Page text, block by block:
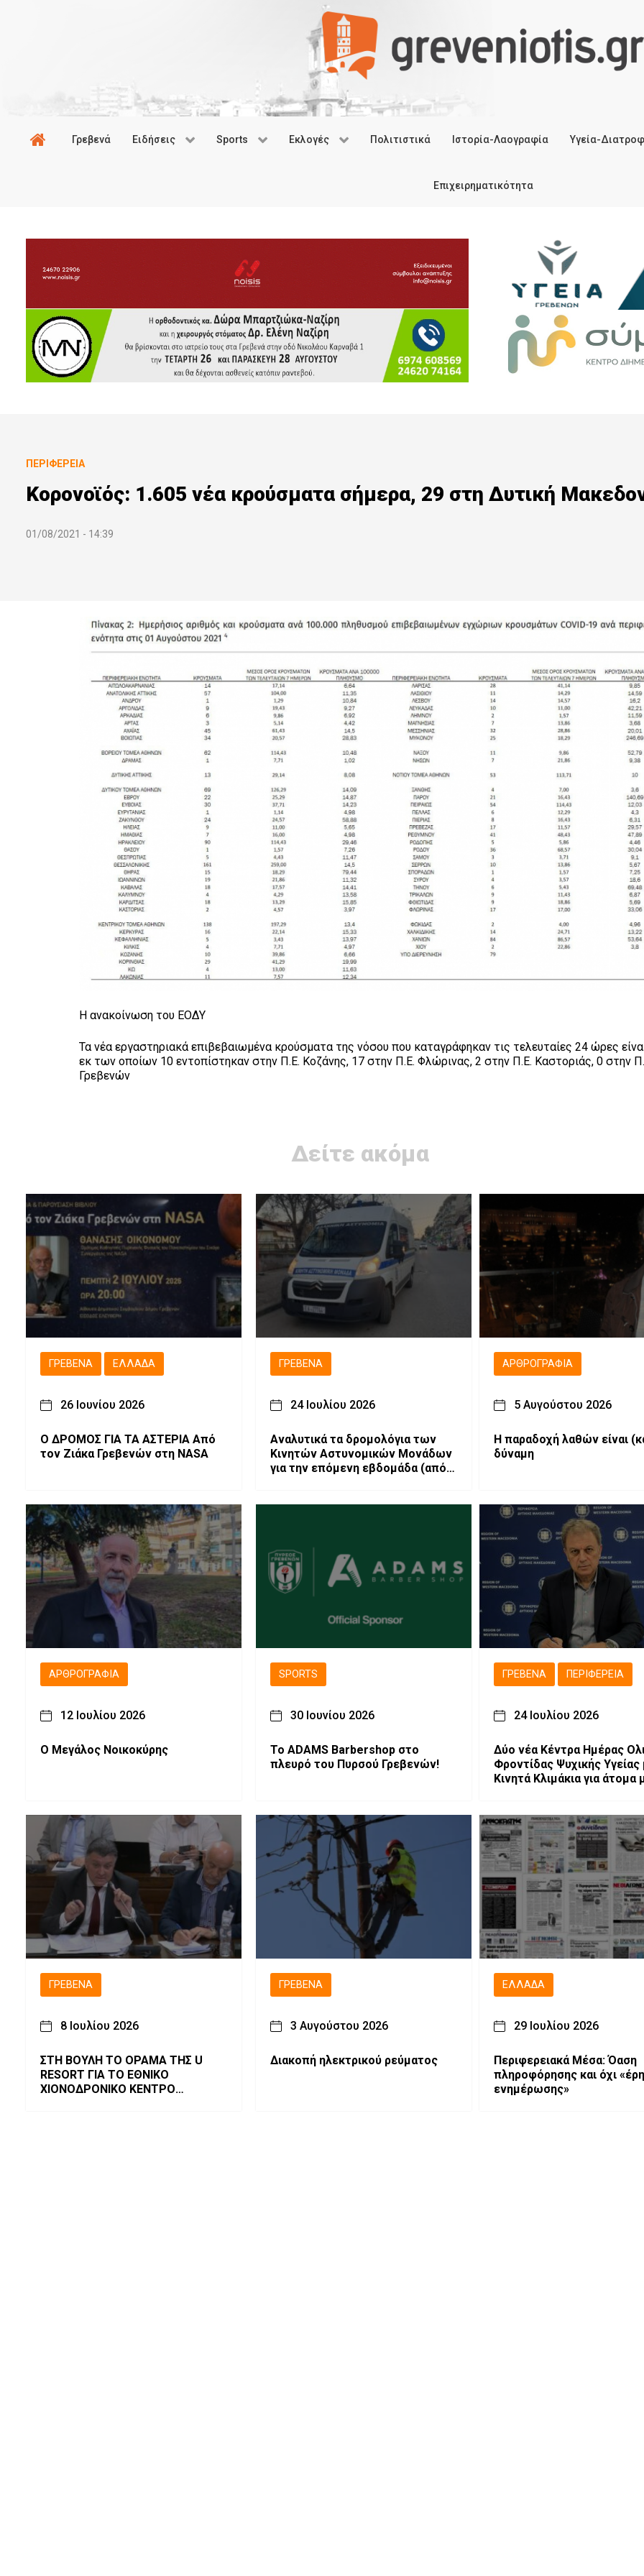
Γρεβενά Ειδήσεις Sports Εκλογές Πολιτιστικά Ιστορία-Λαογραφία Υγεία-
Επιχειρηματικότητα
ΠΕΡΙΦΈΡΕΙΑ
Κορονοϊός: 1.605 νέα κρούσματα σήμερα, 29 στη Δυτική
01/08/2021 - 14:39
Η ανακοίνωση του ΕΟΔΥ
Τα νέα εργαστηριακά επιβεβαιωμένα κρούσματα της νόσου που καταγράφηκαν τις τελευταίες 24 ώρες
εκ των οποίων 10 εντοπίστηκαν στην Π.Ε. Κοζάνης, 17 στην Π.Ε. Φλώρινας, 2 στην Π.Ε. Καστοριάς, 0 στην
Γρεβενών
Δείτε ακόμα
ΓΡΕΒΕΝΆ ΕΛΛΆΔΑ
26 Ιουνίου 2026
Ο ΔΡΟΜΟΣ ΓΙΑ ΤΑ ΑΣΤΕΡΙΑ Από
τον Ζιάκα Γρεβενών στη NASA
ΓΡΕΒΕΝΆ
24 Ιουλίου 2026
Αναλυτικά τα δρομολόγια των
Κινητών Αστυνομικών Μονάδων
για την επόμενη εβδομάδα (από
ΑΡΘΡΟΓΡΑΦΊΑ
5 Αυγούστου 2026
H παραδοχή λαθών είναι
δύναμη
ΑΡΘΡΟΓΡΑΦΊΑ
12 Ιουλίου 2026
Ο Μεγάλος Νοικοκύρης
SPORTS
30 Ιουνίου 2026
Το ADAMS Barbershop στο
πλευρό του Πυρσού Γρεβενών!
ΓΡΕΒΕΝΆ ΠΕΡΙΦΈΡΕΙΑ
24 Ιουλίου 2026
Δύο νέα Κέντρα Ημέρας
Φροντίδας Ψυχικής Υγείας
Κινητά Κλιμάκια για άτομα
ΓΡΕΒΕΝΆ
8 Ιουλίου 2026
ΣΤΗ ΒΟΥΛΗ ΤΟ ΟΡΑΜΑ ΤΗΣ U
RESORT ΓΙΑ ΤΟ ΕΘΝΙΚΟ
ΧΙΟΝΟΔΡΟΝΙΚΟ ΚΕΝΤΡΟ
ΓΡΕΒΕΝΆ
3 Αυγούστου 2026
Διακοπή ηλεκτρικού ρεύματος
ΕΛΛΆΔΑ
29 Ιουλίου 2026
Περιφερειακά Μέσα: Όαση
πληροφόρησης και όχι
ενημέρωσης»